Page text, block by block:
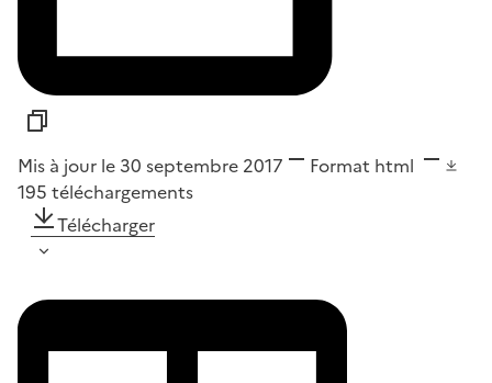
Mis à jour le 30 septembre 2017 Format html
195 téléchargements
Télécharger